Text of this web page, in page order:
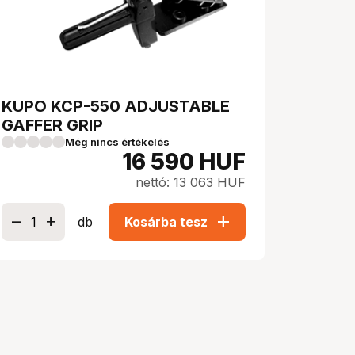
KUPO KCP-550 ADJUSTABLE
GAFFER GRIP
Még nincs értékelés
16 590 HUF
nettó: 13 063 HUF
db Kosárba tesz add